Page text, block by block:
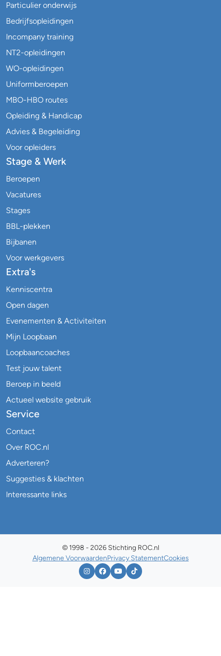
Particulier onderwijs
Bedrijfsopleidingen
Incompany training
NT2-opleidingen
WO-opleidingen
Uniformberoepen
MBO-HBO routes
Opleiding & Handicap
Advies & Begeleiding
Voor opleiders
Stage & Werk
Beroepen
Vacatures
Stages
BBL-plekken
Bijbanen
Voor werkgevers
Extra's
Kenniscentra
Open dagen
Evenementen & Activiteiten
Mijn Loopbaan
Loopbaancoaches
Test jouw talent
Beroep in beeld
Actueel website gebruik
Service
Contact
Over ROC.nl
Adverteren?
Suggesties & klachten
Interessante links
© 1998 - 2026 Stichting ROC.nl
Algemene VoorwaardenPrivacy StatementCookies